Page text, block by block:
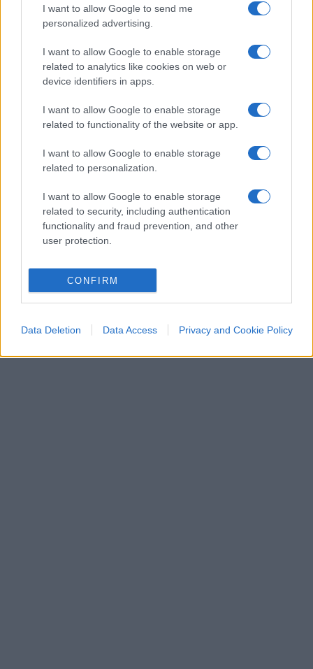
I want to allow Google to send me
personalized advertising.
I want to allow Google to enable storage
related to analytics like cookies on web or
device identifiers in apps.
I want to allow Google to enable storage
related to functionality of the website or app.
I want to allow Google to enable storage
related to personalization.
I want to allow Google to enable storage
related to security, including authentication
functionality and fraud prevention, and other
user protection.
CONFIRM
Data Deletion Data Access Privacy and Cookie Policy
IL PIÙ LETTO DEL MESE
Meloni aveva ragione: "I marocchini di Ceuta
sbarcano in Europa col barcone"